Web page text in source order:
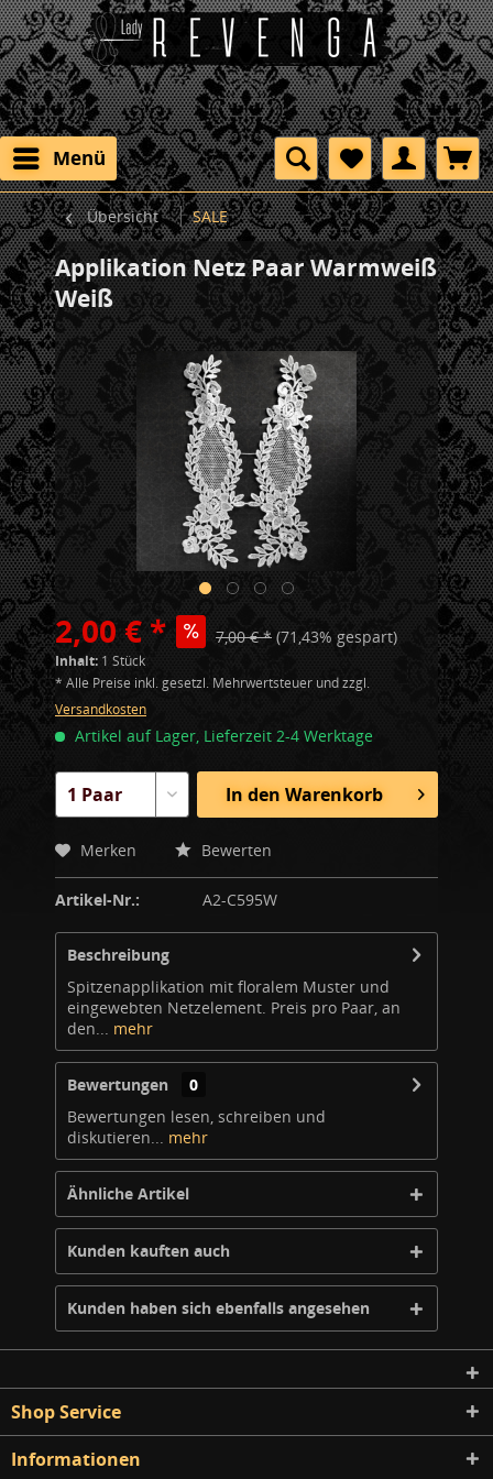
Menü
Übersicht SALE
Applikation Netz Paar Warmweiß
Weiß
2,00 € * 7,00 € * (71,43% gespart)
Inhalt: 1 Stück
* Alle Preise inkl. gesetzl. Mehrwertsteuer und zzgl.
Versandkosten
Artikel auf Lager, Lieferzeit 2-4 Werktage
In den Warenkorb
Merken Bewerten
Artikel-Nr.: A2-C595W
Beschreibung
Spitzenapplikation mit floralem Muster und
eingewebten Netzelement. Preis pro Paar, an
den... mehr
Bewertungen
0
Bewertungen lesen, schreiben und
diskutieren... mehr
Ähnliche Artikel
Kunden kauften auch
Kunden haben sich ebenfalls angesehen
Shop Service
Informationen